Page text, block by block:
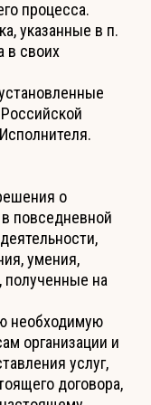
процесса.
указанные в п.
в своих
о
повседневной
умения,
полученные на
необходимую
организации и
услуг,
договора,